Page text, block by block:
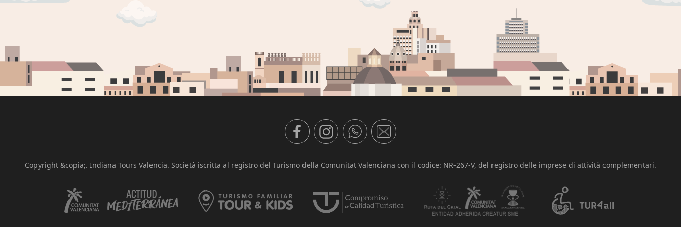
Copyright &copia;. Indiana Tours Valencia. Società iscritta al registro del Turismo della Comunitat Valenciana con il codice: NR-267-V, del registro delle imprese di attività complementari.